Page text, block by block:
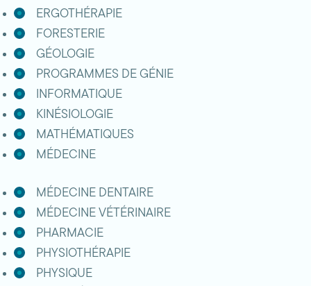
ERGOTHÉRAPIE
FORESTERIE
GÉOLOGIE
PROGRAMMES DE GÉNIE
INFORMATIQUE
KINÉSIOLOGIE
MATHÉMATIQUES
MÉDECINE
MÉDECINE DENTAIRE
MÉDECINE VÉTÉRINAIRE
PHARMACIE
PHYSIOTHÉRAPIE
PHYSIQUE